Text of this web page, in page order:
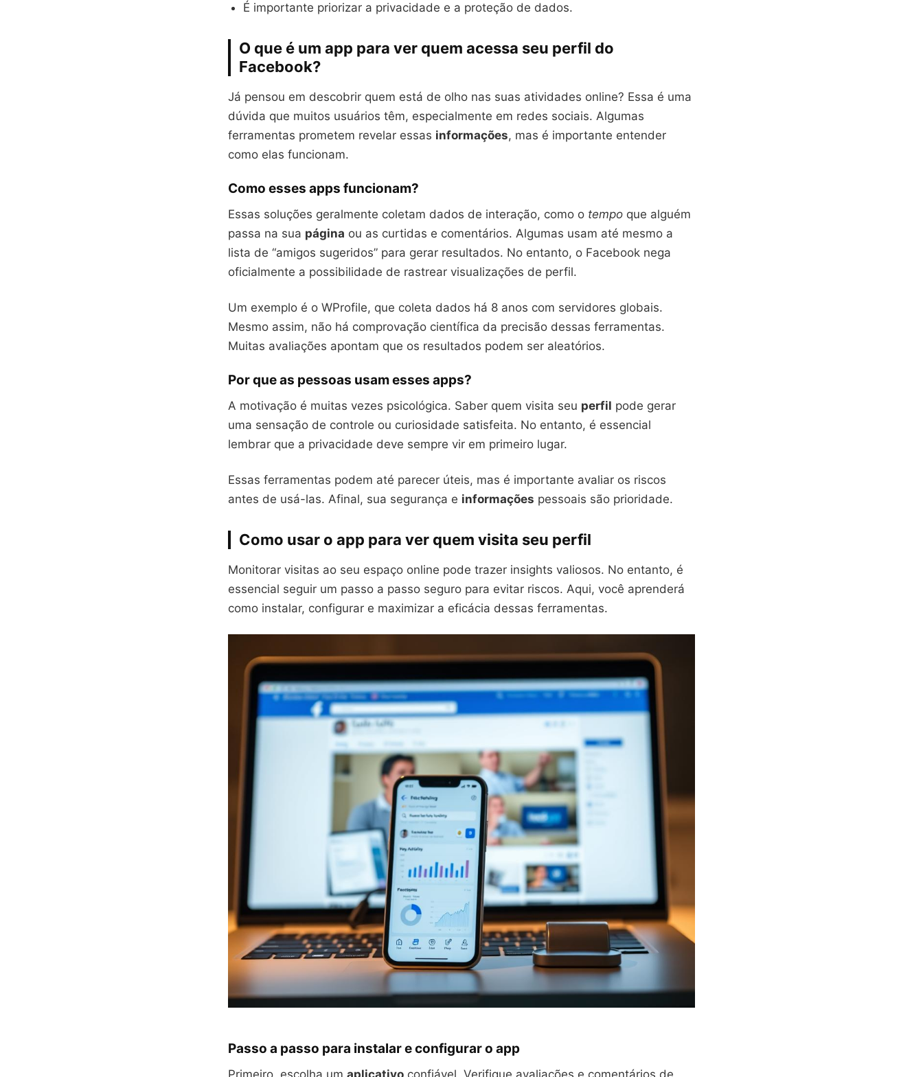
É importante priorizar a privacidade e a proteção de dados.
O que é um app para ver quem acessa seu perfil do
Facebook?
Já pensou em descobrir quem está de olho nas suas atividades online? Essa é uma
dúvida que muitos usuários têm, especialmente em redes sociais. Algumas
ferramentas prometem revelar essas informações, mas é importante entender
como elas funcionam.
Como esses apps funcionam?
Essas soluções geralmente coletam dados de interação, como o tempo que alguém
passa na sua página ou as curtidas e comentários. Algumas usam até mesmo a
lista de “amigos sugeridos” para gerar resultados. No entanto, o Facebook nega
oficialmente a possibilidade de rastrear visualizações de perfil.
Um exemplo é o WProfile, que coleta dados há 8 anos com servidores globais.
Mesmo assim, não há comprovação científica da precisão dessas ferramentas.
Muitas avaliações apontam que os resultados podem ser aleatórios.
Por que as pessoas usam esses apps?
A motivação é muitas vezes psicológica. Saber quem visita seu perfil pode gerar
uma sensação de controle ou curiosidade satisfeita. No entanto, é essencial
lembrar que a privacidade deve sempre vir em primeiro lugar.
Essas ferramentas podem até parecer úteis, mas é importante avaliar os riscos
antes de usá-las. Afinal, sua segurança e informações pessoais são prioridade.
Como usar o app para ver quem visita seu perfil
Monitorar visitas ao seu espaço online pode trazer insights valiosos. No entanto, é
essencial seguir um passo a passo seguro para evitar riscos. Aqui, você aprenderá
como instalar, configurar e maximizar a eficácia dessas ferramentas.
Passo a passo para instalar e configurar o app
Primeiro, escolha um aplicativo confiável. Verifique avaliações e comentários de